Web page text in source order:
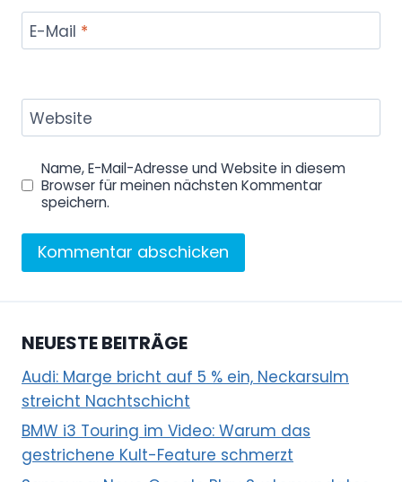
E-Mail *
Website
Name, E-Mail-Adresse und Website in diesem
Browser für meinen nächsten Kommentar
speichern.
NEUESTE BEITRÄGE
Audi: Marge bricht auf 5 % ein, Neckarsulm
streicht Nachtschicht
BMW i3 Touring im Video: Warum das
gestrichene Kult-Feature schmerzt